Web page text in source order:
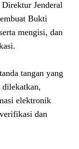
Jenderal
Bukti
mengisi, dan
tangan yang
elektronik
dan